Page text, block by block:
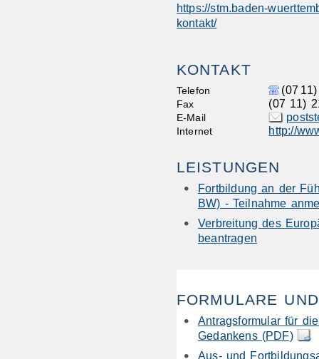
https://stm.baden-
kontakt/
KONTAKT
Telefon (07
Fax (07 11)
E-Mail
Internet http://
LEISTUNGEN
Fortbildung an der
BW) - Teilnahme
Verbreitung des
beantragen
FORMULARE
Antragsformular für
Gedankens (PDF)
Aus- und